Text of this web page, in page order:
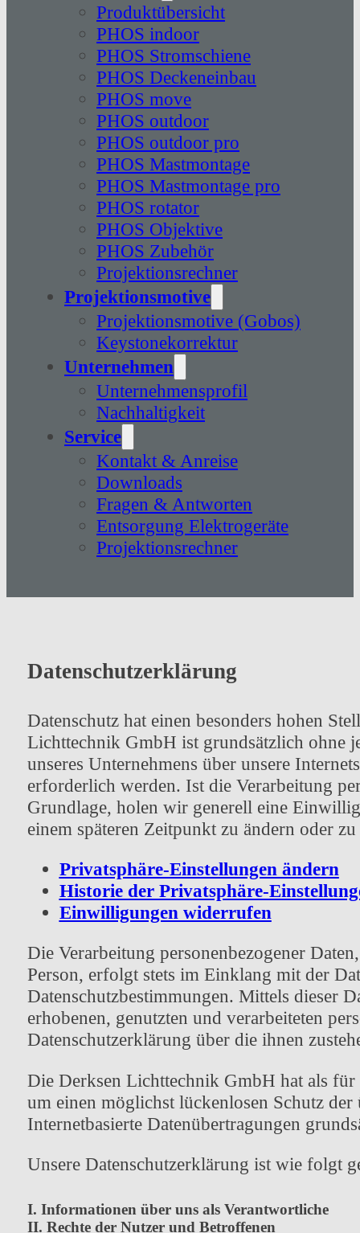
Produktübersicht
PHOS indoor
PHOS Stromschiene
PHOS Deckeneinbau
PHOS move
PHOS outdoor
PHOS outdoor pro
PHOS Mastmontage
PHOS Mastmontage pro
PHOS rotator
PHOS Objektive
PHOS Zubehör
Projektionsrechner
Projektionsmotive
Projektionsmotive (Gobos)
Keystonekorrektur
Unternehmen
Unternehmensprofil
Nachhaltigkeit
Service
Kontakt & Anreise
Downloads
Fragen & Antworten
Entsorgung Elektrogeräte
Projektionsrechner
Datenschutzerklärung
Datenschutz hat einen besonders hohen
Lichttechnik GmbH ist grundsätzlich ohne
unseres Unternehmens über unsere
erforderlich werden. Ist die Verarbeitung
Grundlage, holen wir generell eine
einem späteren Zeitpunkt zu ändern oder
Privatsphäre-Einstellungen ändern
Historie der Privatsphäre-
Einwilligungen widerrufen
Die Verarbeitung personenbezogener
Person, erfolgt stets im Einklang mit der
Datenschutzbestimmungen. Mittels dieser
erhobenen, genutzten und verarbeiteten
Datenschutzerklärung über die ihnen
Die Derksen Lichttechnik GmbH hat als für
um einen möglichst lückenlosen Schutz der
Internetbasierte Datenübertragungen
Unsere Datenschutzerklärung ist wie folgt
I. Informationen über uns als Verantwortliche
II. Rechte der Nutzer und Betroffenen